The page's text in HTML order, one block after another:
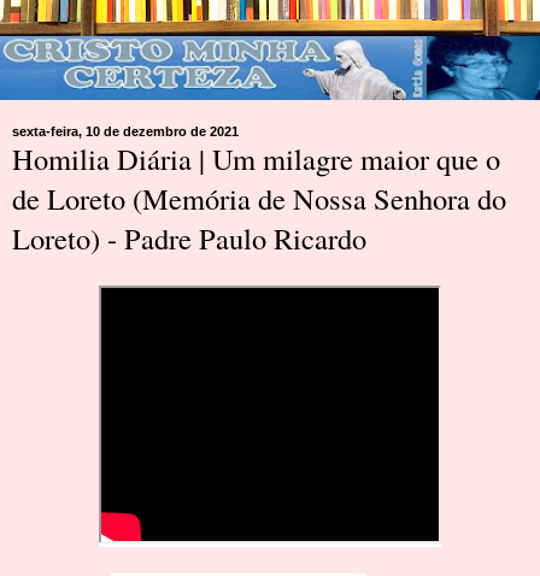
sexta-feira, 10 de dezembro de 2021
Homilia Diária | Um milagre maior que o
de Loreto (Memória de Nossa Senhora do
Loreto) - Padre Paulo Ricardo